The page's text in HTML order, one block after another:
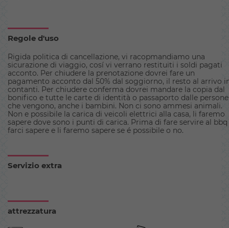
Regole d'uso
Rigida politica di cancellazione, vi racopmandiamo una
sicurazione di viaggio, cosí vi verrano restituiti i soldi pagati
acconto. Per chiudere la prenotazione dovrei fare un
pagamento acconto dal 50% dal soggiorno, il resto al arrivo
contanti. Per chiudere conferma dovrei mandare la copia dal
bonifico e tutte le carte di identità o passaporto dalle persone
che vengono, anche i bambini. Non ci sono ammesi animali.
Non e possibile la carica di veicoli elettrici alla casa, li faremo
sapere dove sono i punti di carica. Prima di fare servire al bbq
farci sapere e li faremo sapere se é possibile o no.
Servizio extra
attrezzatura